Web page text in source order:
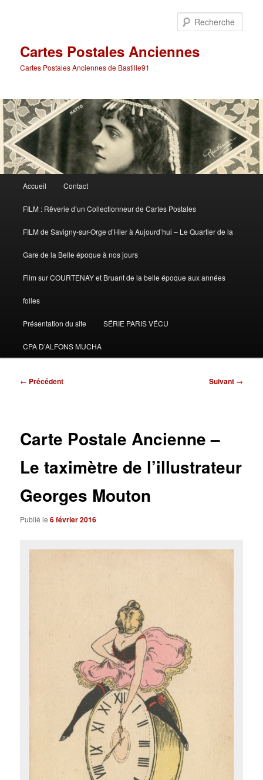
Cartes Postales Anciennes
Cartes Postales Anciennes de Bastille91
principal
Accueil Contact
FILM : Rêverie d’un Collectionneur de Cartes Postales
FILM de Savigny-sur-Orge d’Hier à Aujourd’hui – Le Quartier de la
Gare de la Belle époque à nos jours
Film sur COURTENAY et Bruant de la belle époque aux années
folles
Présentation du site SÉRIE PARIS VÉCU
CPA D’ALFONS MUCHA
Navigation
← Précédent Suivant →
Carte Postale Ancienne –
Le taximètre de l’illustrateur
Georges Mouton
Publié le6 février 2016